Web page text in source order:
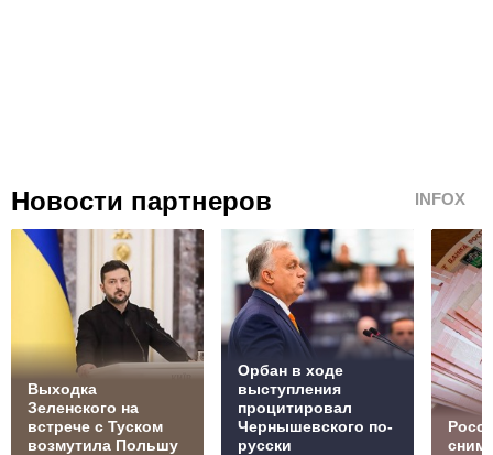
Новости партнеров INFOX
Выходка
Зеленского на
встрече с Туском
возмутила Польшу
Орбан в ходе
выступления
процитировал
Чернышевского по-
русски